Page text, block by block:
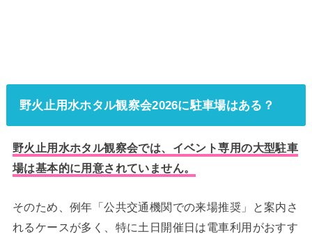
野火止用水ホタル観察会2026に駐車場はある？
野火止用水ホタル観察会では、イベント専用の大型駐車
場は基本的に用意されていません。
そのため、例年「公共交通機関での来場推奨」と案内さ
れるケースが多く、特に土日開催日は電車利用がおすす